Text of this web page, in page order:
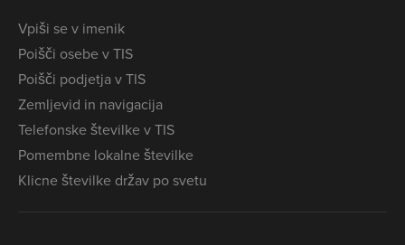
Vpiši se v imenik
Poišči osebe v TIS
Poišči podjetja v TIS
Zemljevid in navigacija
Telefonske številke v TIS
Pomembne lokalne številke
Klicne številke držav po svetu